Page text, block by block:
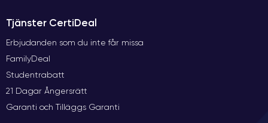
Tjänster CertiDeal
Erbjudanden som du inte får missa
FamilyDeal
Studentrabatt
21 Dagar Ångersrätt
Garanti och Tilläggs Garanti